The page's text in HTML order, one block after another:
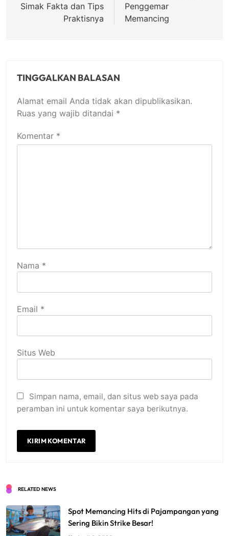
Simak Fakta dan Tips
Praktisnya
Penggemar
Memancing
TINGGALKAN BALASAN
Alamat email Anda tidak akan dipublikasikan.
Ruas yang wajib ditandai *
Komentar *
Nama *
Email *
Situs Web
Simpan nama, email, dan situs web saya pada
peramban ini untuk komentar saya berikutnya.
RELATED NEWS
Spot Memancing Hits di Pajampangan yang
Sering Bikin Strike Besar!